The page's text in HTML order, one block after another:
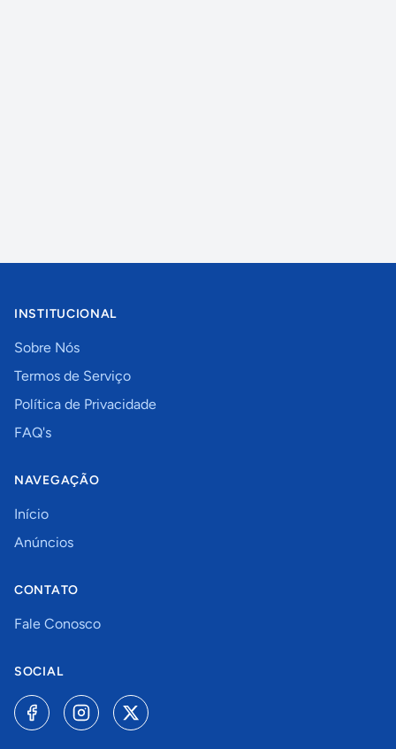
INSTITUCIONAL
Sobre Nós
Termos de Serviço
Política de Privacidade
FAQ's
NAVEGAÇÃO
Início
Anúncios
CONTATO
Fale Conosco
SOCIAL